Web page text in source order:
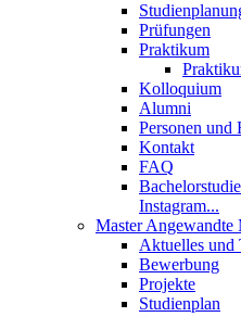
Prüfungen
Praktikum
Kolloquium
Alumni
Personen und
Kontakt
FAQ
Instagram...
Master Angewandte
Aktuelles und
Bewerbung
Projekte
Studienplan